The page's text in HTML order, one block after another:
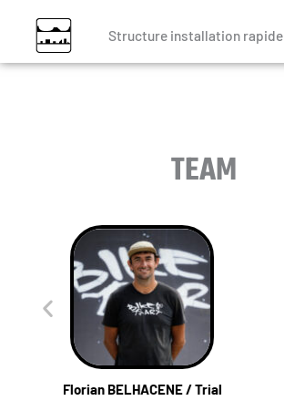
Structure installation rapide
TEAM
Yannick ALAZET / Trial